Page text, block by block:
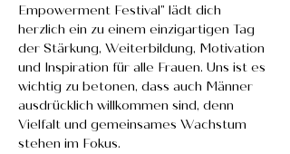
Empowerment Festival" lädt dich
herzlich ein zu einem einzigartigen Tag
der Stärkung, Weiterbildung, Motivation
und Inspiration für alle Frauen. Uns ist es
wichtig zu betonen, dass auch Männer
ausdrücklich willkommen sind, denn
Vielfalt und gemeinsames Wachstum
stehen im Fokus.